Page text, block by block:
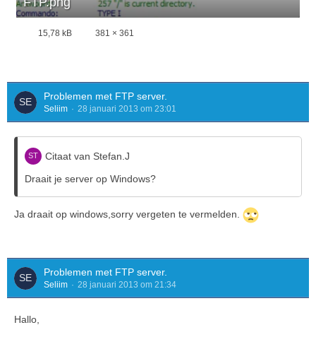
15,78 kB 381 × 361
Problemen met FTP server.
Seliim 28 januari 2013 om 23:01
Citaat van Stefan.J
Draait je server op Windows?
Ja draait op windows,sorry vergeten te vermelden.
Problemen met FTP server.
Seliim 28 januari 2013 om 21:34
Hallo,